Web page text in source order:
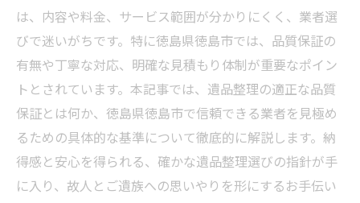
は、内容や料金、サービス範囲が分かりにくく、業者選
びで迷いがちです。特に徳島県徳島市では、品質保証の
有無や丁寧な対応、明確な見積もり体制が重要なポイン
トとされています。本記事では、遺品整理の適正な品質
保証とは何か、徳島県徳島市で信頼できる業者を見極め
るための具体的な基準について徹底的に解説します。納
得感と安心を得られる、確かな遺品整理選びの指針が手
に入り、故人とご遺族への思いやりを形にするお手伝い